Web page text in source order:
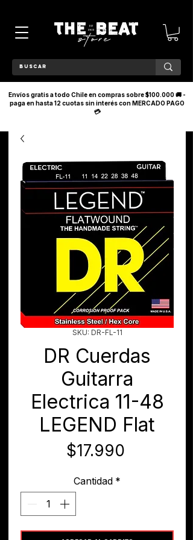
Envíos gratis a todo Chile en compras sobre $100.000 🚚 -
paga en hasta 12 cuotas sin interés con MERCADO PAGO
💳
SKU: DR-FL-11
DR Cuerdas
Guitarra
Electrica 11-48
LEGEND Flat
$17.990
Cantidad *